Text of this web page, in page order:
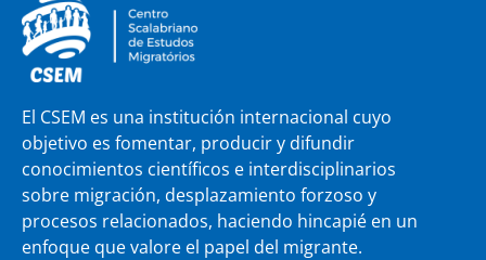
El CSEM es una institución internacional cuyo
objetivo es fomentar, producir y difundir
conocimientos científicos e interdisciplinarios
sobre migración, desplazamiento forzoso y
procesos relacionados, haciendo hincapié en un
enfoque que valore el papel del migrante.